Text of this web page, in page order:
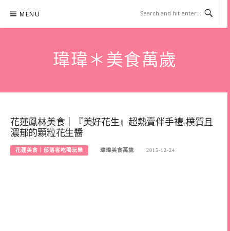
content
MENU
瑋瑋＊美食萬歲
花蓮鳳林美食｜『美好花生』超熱賣伴手禮-樸質且
濃郁的顆粒花生醬
花蓮美食｜部落客吃喝玩樂 瑋瑋美食萬歲 2015-12-24